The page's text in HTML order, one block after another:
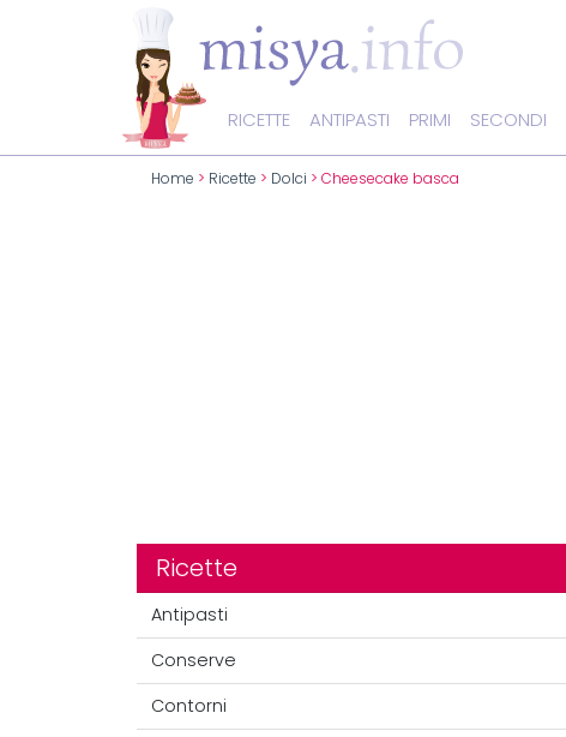
RICETTE ANTIPASTI PRIMI SECONDI
Home > Ricette > Dolci > Cheesecake basca
Ricette
Antipasti
Conserve
Contorni